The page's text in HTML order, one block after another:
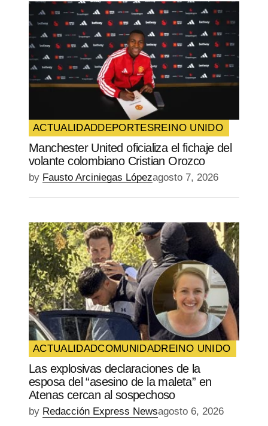
ACTUALIDADDEPORTESREINO UNIDO
Manchester United oficializa el fichaje del
volante colombiano Cristian Orozco
by Fausto Arciniegas Lópezagosto 7, 2026
ACTUALIDADCOMUNIDADREINO UNIDO
Las explosivas declaraciones de la
esposa del “asesino de la maleta” en
Atenas cercan al sospechoso
by Redacción Express Newsagosto 6, 2026